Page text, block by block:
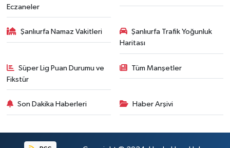
Eczaneler
Şanlıurfa Namaz Vakitleri
Şanlıurfa Trafik Yoğunluk
Haritası
Süper Lig Puan Durumu ve
Fikstür
Tüm Manşetler
Son Dakika Haberleri Haber Arşivi